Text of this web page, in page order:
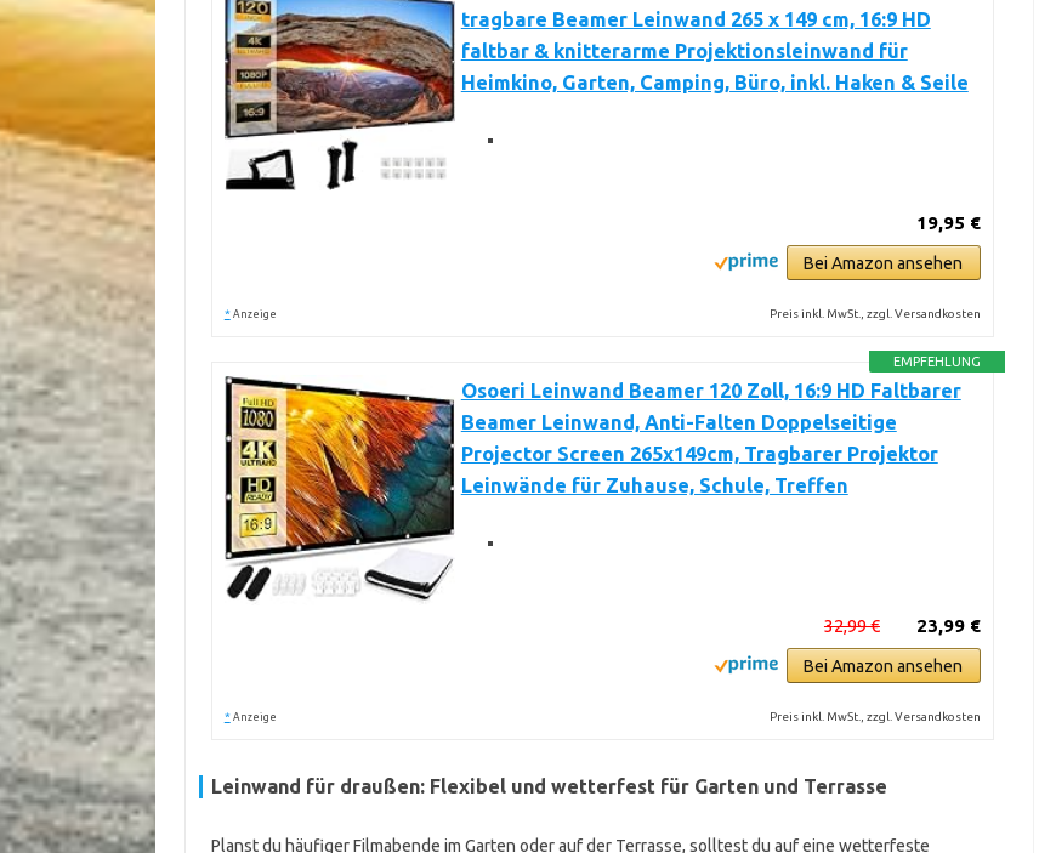
tragbare Beamer Leinwand 265 x 149 cm, 16:9 HD
faltbar & knitterarme Projektionsleinwand für
Heimkino, Garten, Camping, Büro, inkl. Haken & Seile
19,95 €
Bei Amazon ansehen
* Anzeige Preis inkl. MwSt., zzgl. Versandkosten
EMPFEHLUNG
Osoeri Leinwand Beamer 120 Zoll, 16:9 HD Faltbarer
Beamer Leinwand, Anti-Falten Doppelseitige
Projector Screen 265x149cm, Tragbarer Projektor
Leinwände für Zuhause, Schule, Treffen
23,99 €
32,99 €
Bei Amazon ansehen
* Anzeige Preis inkl. MwSt., zzgl. Versandkosten
Leinwand für draußen: Flexibel und wetterfest für Garten und Terrasse
Planst du häufiger Filmabende im Garten oder auf der Terrasse, solltest du auf eine wetterfeste